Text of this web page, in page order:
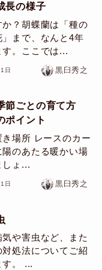
長の様子
か？胡蝶蘭は「種の
まで、なんと4年
す。ここでは...
日 黒臼秀之
節ごとの育て方
ポイント
場所 レースのカー
陽のあたる暖かい場
しょ...
日 黒臼秀之
や害虫など、また
処法についてご紹
す。 ...